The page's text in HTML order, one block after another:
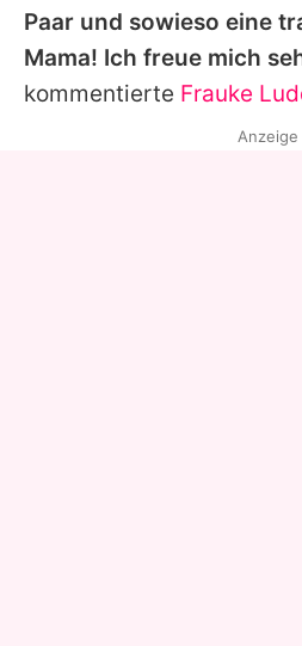
Paar und sowieso eine
Mama! Ich freue mich
kommentierte Frauke
Anzeige